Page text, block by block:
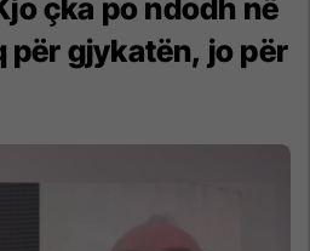
çka po ndodh në
për gjykatën, jo për